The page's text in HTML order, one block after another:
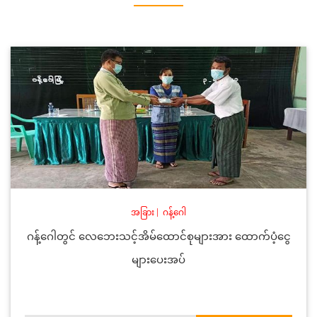
အခြား ဂန့်ဂေါ
ဂန့်ဂေါတွင် လေဘေးသင့်အိမ်ထောင်စုများအား ထောက်ပံ့ငွေ
များပေးအပ်